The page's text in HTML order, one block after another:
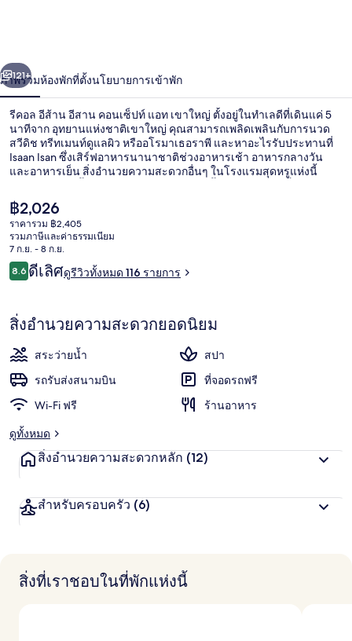
คอนเซ็ปท์
แอท
เขา
ใหญ่
า
ถัดไป
121+
ภาพรวมห้องพักที่ตั้งนโยบายการเข้าพัก
รีคอล อีส้าน อีสาน คอนเซ็ปท์ แอท เขาใหญ่ ตั้งอยู่ในทำเลดีที่เดินแค่ 5
นาทีจาก อุทยานแห่งชาติเขาใหญ่ คุณสามารถเพลิดเพลินกับการนวด
สวีดิช ทรีทเมนท์ดูแลผิว หรืออโรมาเธอราพี และหาอะไรรับประทานที่
Isaan Isan ซึ่งเสิร์ฟอาหารนานาชาติช่วงอาหารเช้า อาหารกลางวัน
และอาหารเย็น สิ่งอำนวยความสะดวกอื่นๆ ในโรงแรมสุดหรูแห่งนี้
เด็ก
ราคา
ปัจจุบัน
฿2,026
฿2,026
ราคารวม ฿2,405
รวมภาษีและค่าธรรมเนียม
7 ก.ย. - 8 ก.ย.
รีวิว
8.68.6 จาก 10
ดีเลิศดูรีวิวทั้งหมด 116 รายการ
สิ่งอำนวยความสะดวกยอดนิยม
สระว่ายน้ำ
สปา
รถรับส่งสนามบิน
ที่จอดรถฟรี
Wi-Fi ฟรี
ร้านอาหาร
ดูทั้งหมด
สิ่งอำนวยความสะดวกหลัก (12)
สำหรับครอบครัว (6)
สิ่งที่เราชอบในที่พักแห่งนี้